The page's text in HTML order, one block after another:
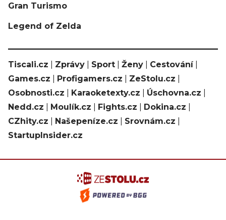
Gran Turismo
Legend of Zelda
Tiscali.cz Zprávy Sport Ženy Cestování|
Games.cz
Profigamers.cz ZeStolu.cz
Osobnosti.cz
Karaoketexty.cz Úschovna.cz
Nedd.cz
Moulík.cz Fights.cz Dokina.cz
CZhity.cz
Našepeníze.cz Srovnám.cz
StartupInsider.cz